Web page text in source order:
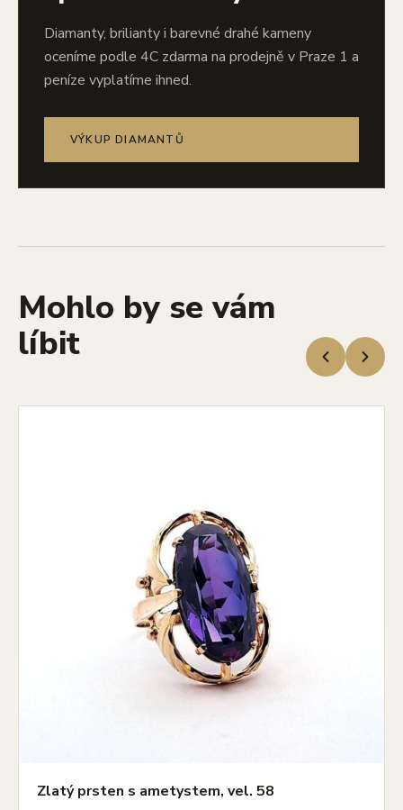
Diamanty, brilianty i barevné drahé kameny
oceníme podle 4C zdarma na prodejně v Praze 1 a
peníze vyplatíme ihned.
VÝKUP DIAMANTŮ
Mohlo by se vám
líbit
Zlatý prsten s ametystem, vel. 58